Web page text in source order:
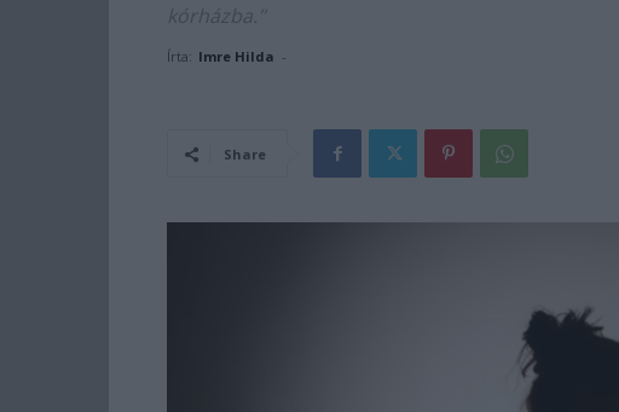
kórházba."
Írta: Imre Hilda -
Share